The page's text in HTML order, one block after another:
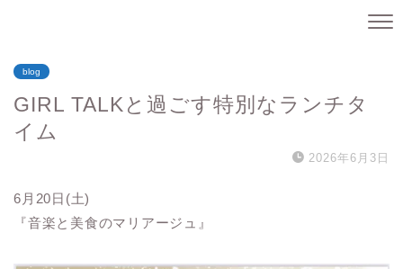
blog
GIRL TALKと過ごす特別なランチタ
イム
2026年6月3日
6月20日(土)
『音楽と美食のマリアージュ』